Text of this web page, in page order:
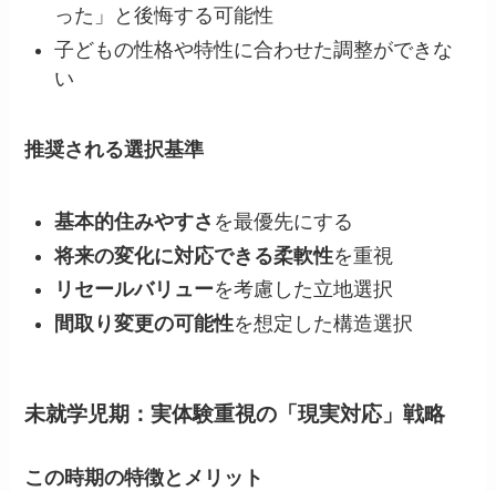
った」と後悔する可能性
子どもの性格や特性に合わせた調整ができな
い
推奨される選択基準
基本的住みやすさ を最優先にする
将来の変化に対応できる柔軟性を重視
リセールバリューを考慮した立地選択
間取り変更の可能性を想定した構造選択
未就学児期：実体験重視の「現実対応」戦略
この時期の特徴とメリット